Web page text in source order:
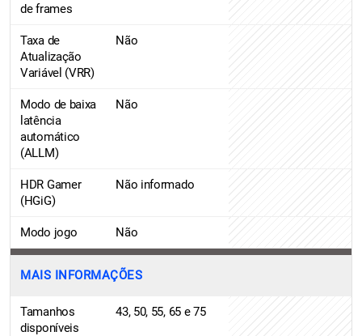
de frames
Taxa de
Atualização
Variável (VRR)
Não
Modo de baixa
latência
automático
(ALLM)
Não
HDR Gamer
(HGiG)
Não informado
Modo jogo Não
MAIS INFORMAÇÕES
Tamanhos
disponíveis
43, 50, 55, 65 e 75